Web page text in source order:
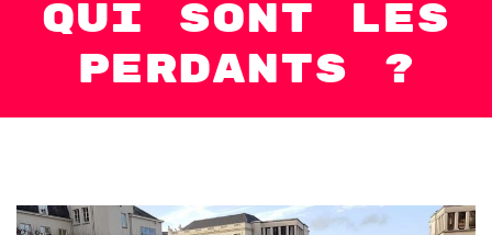
qui sont les
perdants ?